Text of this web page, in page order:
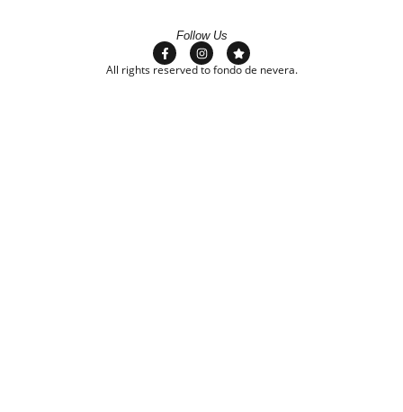
Follow Us
All rights reserved to fondo de nevera.